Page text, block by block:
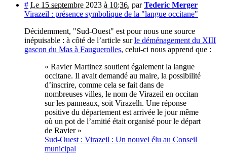
# Le 15 septembre 2023 à 10:36, parTederic Merger
Virazeil : présence symbolique de la "langue occitane"
Décidemment, "Sud-Ouest" est pour nous une source
inépuisable : à côté de l’article surle déménagement du XIII
gascon du Mas à Fauguerolles, celui-ci nous apprend que :
« Ravier Martinez soutient également la langue
occitane. Il avait demandé au maire, la possibilité
d’inscrire, comme cela se fait dans de
nombreuses villes, le nom de Virazeil en occitan
sur les panneaux, soit Virazelh. Une réponse
positive du département est arrivée le jour même
où un pot de l’amitié était organisé pour le départ
de Ravier »
Sud-Ouest : Virazeil : Un nouvel élu au Conseil
municipal